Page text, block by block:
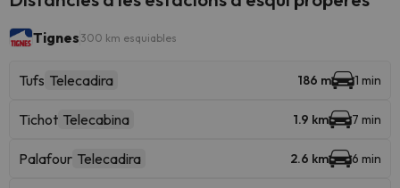
Tignes 300 km esquiables
Tufs Telecadira 186 m 1 min
Tichot Telecabina 1.9 km 7 min
Palafour Telecadira 2.6 km 6 min